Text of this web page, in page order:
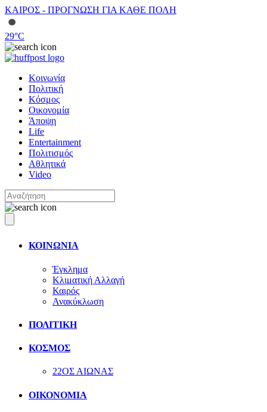
ΚΑΙΡΟΣ - ΠΡΟΓΝΩΣΗ ΓΙΑ ΚΑΘΕ ΠΟΛΗ
29°C
Κοινωνία
Πολιτική
Κόσμος
Οικονομία
Άποψη
Life
Entertainment
Πολιτισμός
Αθλητικά
Video
ΚΟΙΝΩΝΙΑ
Έγκλημα
Κλιματική Αλλαγή
Καιρός
Ανακύκλωση
ΠΟΛΙΤΙΚΗ
ΚΟΣΜΟΣ
22ΟΣ ΑΙΩΝΑΣ
ΟΙΚΟΝΟΜΙΑ